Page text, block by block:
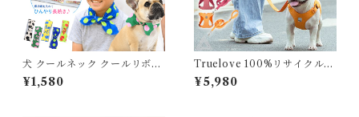
犬 クールネック クールリボン
保冷剤ポケット付き クールス
カーフ 冷感ネッククーラー ペ
¥1,580
Truelove 100%リサイクル素
材 ハーネス＆リードセット 犬
ソフトハーネス ハーネス EC
¥5,980